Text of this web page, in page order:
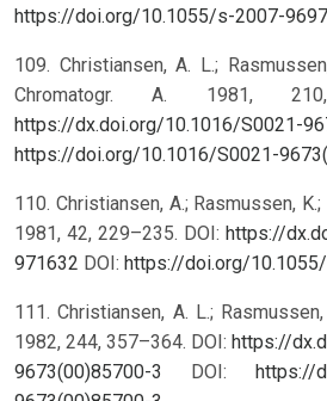
https://doi.org/10.1055/s-2007-
109. Christiansen, A. L.;
Chromatogr. A. 1981,
https://dx.doi.org/10.1016/S0021-
https://doi.org/10.1016/S0021-
110. Christiansen, A.; Rasmussen,
1981, 42, 229–235. DOI: https://
971632 DOI: https://doi.org/
111. Christiansen, A. L.;
1982, 244, 357–364. DOI: https://
9673(00)85700-3
DOI: https://